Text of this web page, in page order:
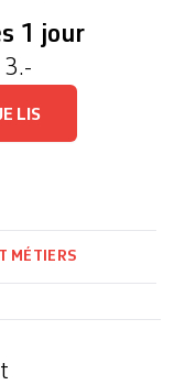
1 jour
3.-
LIS
MÉTIERS